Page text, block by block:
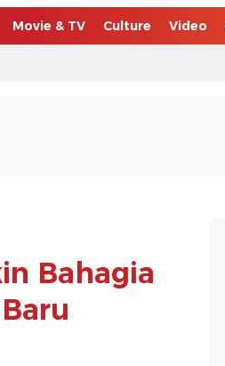
Movie & TV Culture Video
Bahagia